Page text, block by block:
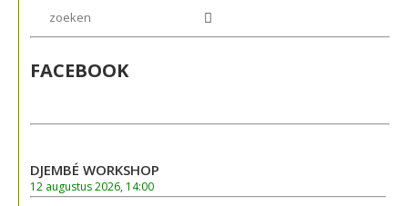
FACEBOOK
DJEMBÉ WORKSHOP
12 augustus 2026, 14:00